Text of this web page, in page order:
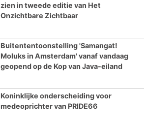
zien in tweede editie van Het
Onzichtbare Zichtbaar
Buitententoonstelling 'Samangat!
Moluks in Amsterdam' vanaf vandaag
geopend op de Kop van Java-eiland
Koninklijke onderscheiding voor
medeoprichter van PRIDE66